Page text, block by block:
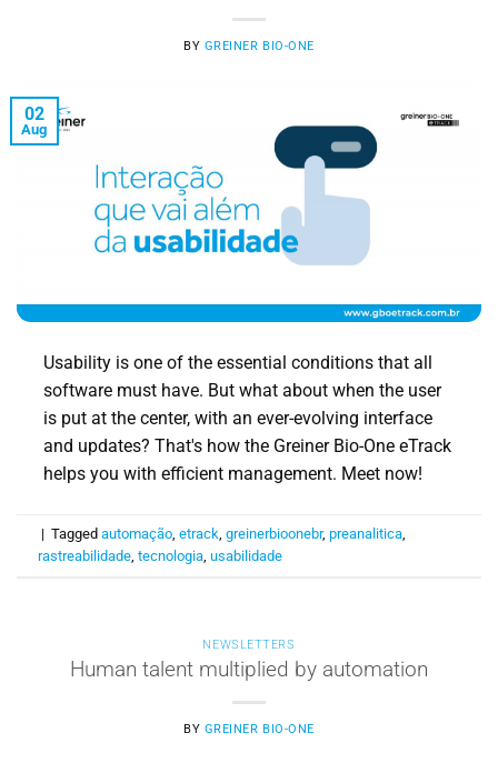
BY GREINER BIO-ONE
02
Aug
Usability is one of the essential conditions that all
software must have. But what about when the user
is put at the center, with an ever-evolving interface
and updates? That's how the Greiner Bio-One eTrack
helps you with efficient management. Meet now!
| Taggedautomação ,etrack ,greinerbioonebr,preanalitica
rastreabilidade ,tecnologia ,usabilidade
NEWSLETTERS
Human talent multiplied by automation
BY GREINER BIO-ONE